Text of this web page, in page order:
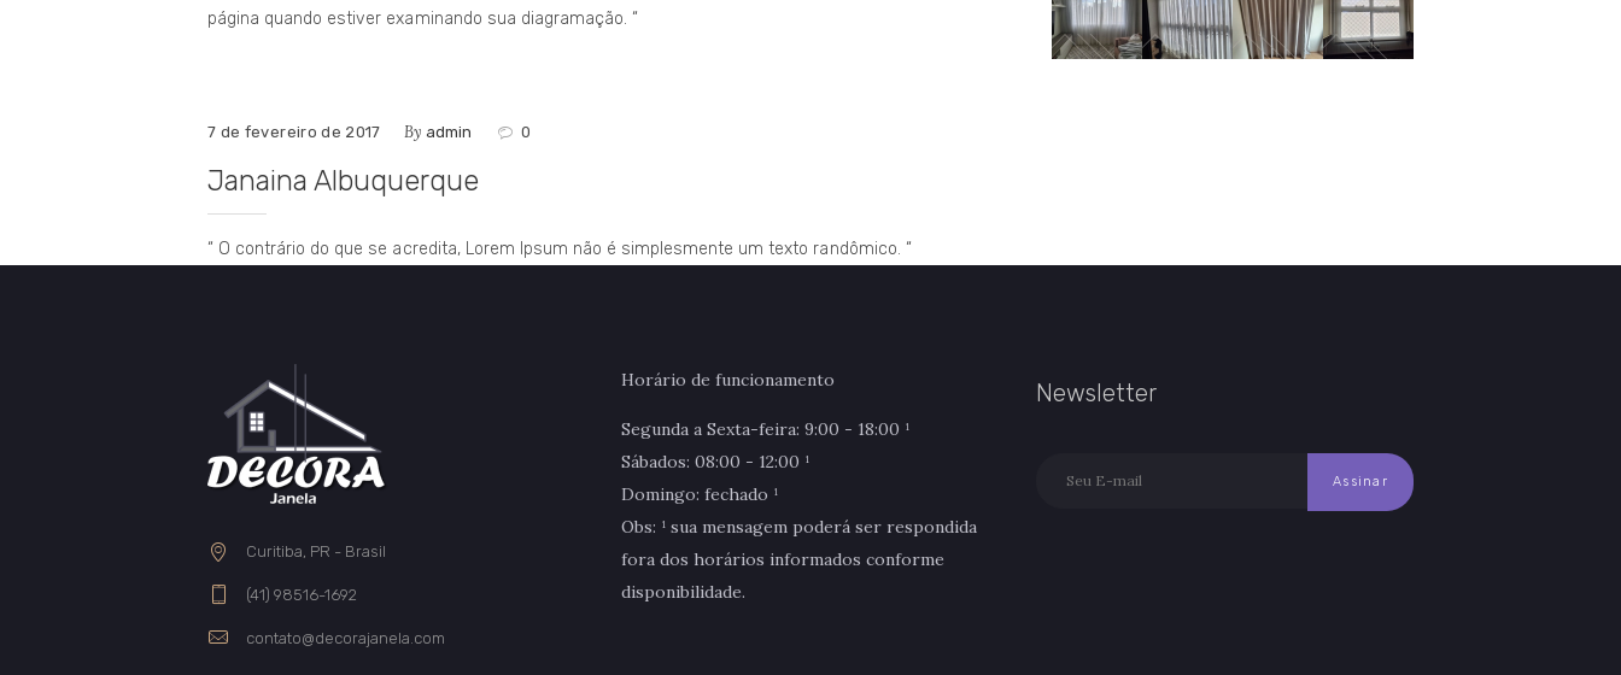
página quando estiver examinando sua diagramação. “
7 de fevereiro de 2017 By admin 0
Janaina Albuquerque
“ O contrário do que se acredita, Lorem Ipsum não é simplesmente um texto randômico. “
Curitiba, PR - Brasil
(41) 98516-1692
contato@decorajanela.com
Horário de funcionamento
Segunda a Sexta-feira: 9:00 - 18:00 ¹
Sábados: 08:00 - 12:00 ¹
Domingo: fechado ¹
Obs: ¹ sua mensagem poderá ser respondida
fora dos horários informados conforme
disponibilidade.
Newsletter